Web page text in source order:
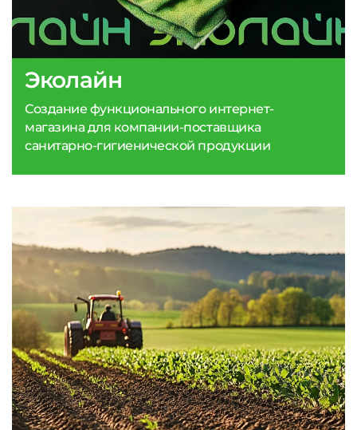
Эколайн
Создание функционального интернет-
магазина для компании-поставщика
санитарно-гигиенической продукции